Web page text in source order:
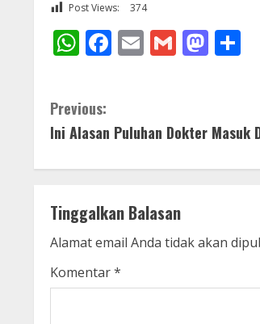
Post Views: 374
WhatsApp
Facebook
EmailGmail
C
o
n
t
i
n
Previous:
Ini Alasan Puluhan Dokter Masuk
Tinggalkan Balasan
Alamat email Anda tidak akan
Komentar*